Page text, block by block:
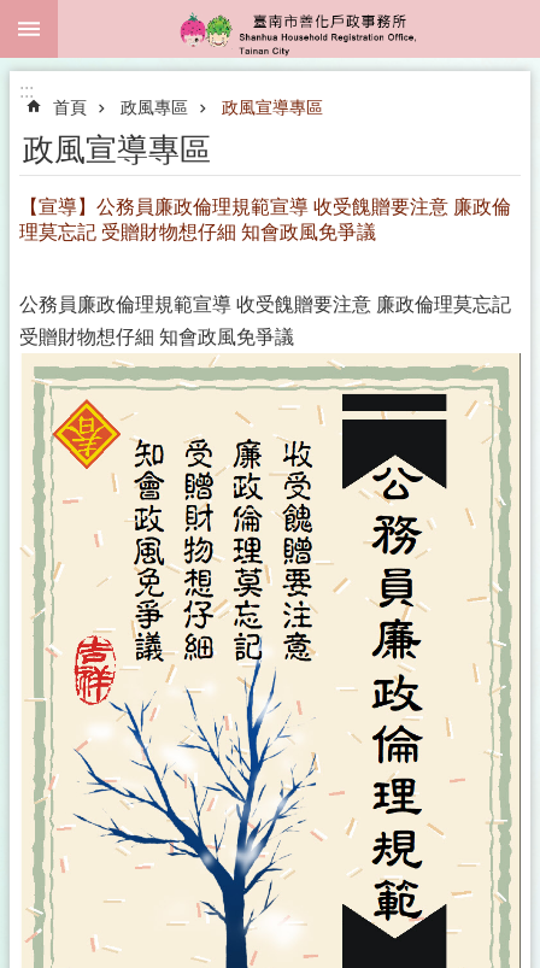
跳到主要內容區塊
:::
首頁 政風專區 政風宣導專區
政風宣導專區
【宣導】公務員廉政倫理規範宣導 收受餽贈要注意 廉政倫
理莫忘記 受贈財物想仔細 知會政風免爭議
公務員廉政倫理規範宣導 收受餽贈要注意 廉政倫理莫忘記
受贈財物想仔細 知會政風免爭議